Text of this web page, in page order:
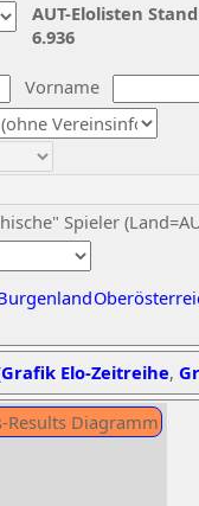
Vorname
Spieler
AUT-Elolisten
6.936
Grafik Elo-Zeitreihe,